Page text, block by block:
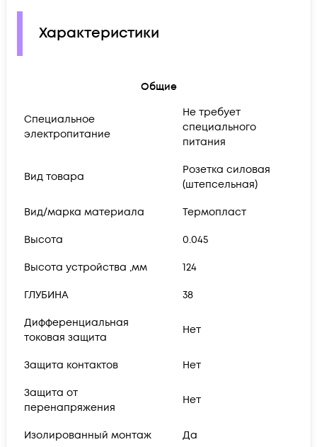
Характеристики
Общие
Cпециальное
электропитание
Не требует
специального
питания
Вид товара
Розетка силовая
(штепсельная)
Вид/марка материала Термопласт
Высота 0.045
Высота устройства ,мм 124
ГЛУБИНА 38
Дифференциальная
токовая защита
Нет
Защита контактов Нет
Защита от
перенапряжения
Нет
Изолированный монтаж Да